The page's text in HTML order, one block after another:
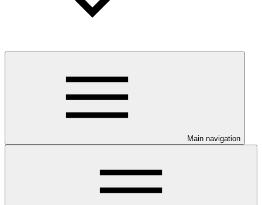
Main navigation